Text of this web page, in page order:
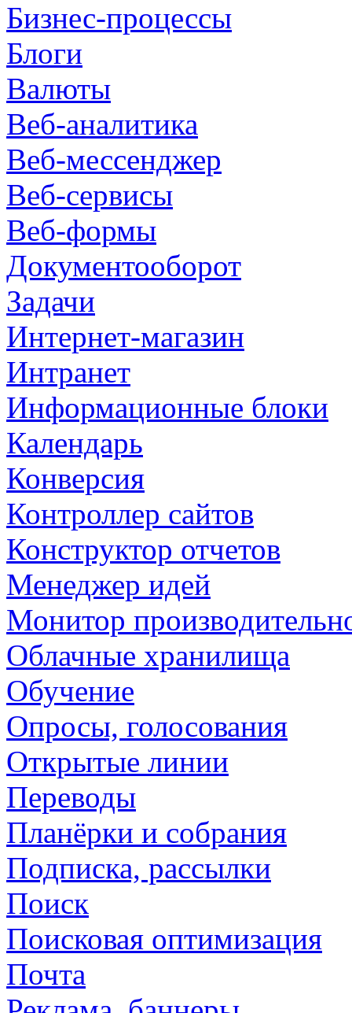
Бизнес-процессы
Блоги
Валюты
Веб-аналитика
Веб-мессенджер
Веб-сервисы
Веб-формы
Документооборот
Задачи
Интернет-магазин
Интранет
Информационные блоки
Календарь
Конверсия
Контроллер сайтов
Конструктор отчетов
Менеджер идей
Монитор
Облачные хранилища
Обучение
Опросы, голосования
Открытые линии
Переводы
Планёрки и собрания
Подписка, рассылки
Поиск
Поисковая оптимизация
Почта